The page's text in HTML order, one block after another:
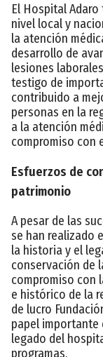
El Hospital
nivel local y
la atención
desarrollo de
lesiones
testigo de
contribuido a
personas en la
a la atención
compromiso con
Esfuerzos de
patrimonio
A pesar de las
se han realizado
la historia y el
conservación de
compromiso con
e histórico de la
de lucro
papel importante
legado del
programas.